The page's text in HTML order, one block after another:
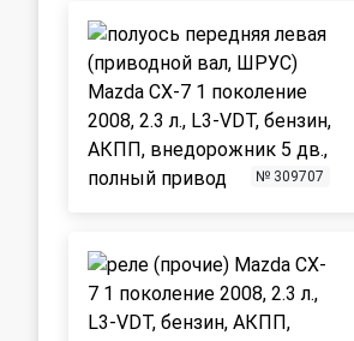
№ 309707